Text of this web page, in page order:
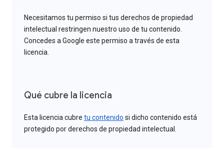
Necesitamos tu permiso si tus derechos de propiedad
intelectual restringen nuestro uso de tu contenido.
Concedes a Google este permiso a través de esta
licencia.
Qué cubre la licencia
Esta licencia cubre tu contenido si dicho contenido está
protegido por derechos de propiedad intelectual.